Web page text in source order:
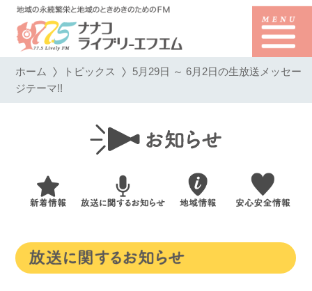
ホーム トピックス 5月29日 ～ 6月2日の生放送メッセー
ジテーマ!!